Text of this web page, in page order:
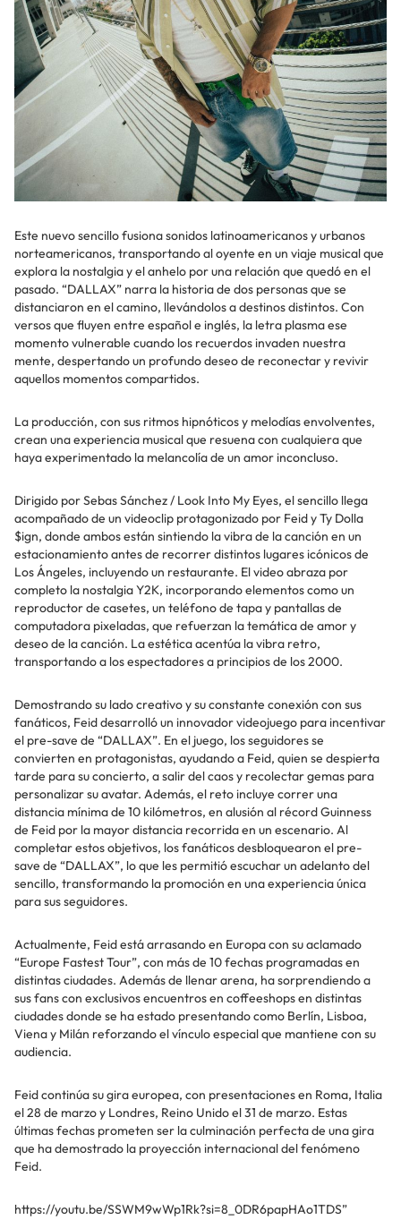
Este nuevo sencillo fusiona sonidos latinoamericanos y urbanos
norteamericanos, transportando al oyente en un viaje musical que
explora la nostalgia y el anhelo por una relación que quedó en el
pasado. “DALLAX” narra la historia de dos personas que se
distanciaron en el camino, llevándolos a destinos distintos. Con
versos que fluyen entre español e inglés, la letra plasma ese
momento vulnerable cuando los recuerdos invaden nuestra
mente, despertando un profundo deseo de reconectar y revivir
aquellos momentos compartidos.
La producción, con sus ritmos hipnóticos y melodías envolventes,
crean una experiencia musical que resuena con cualquiera que
haya experimentado la melancolía de un amor inconcluso.
Dirigido por Sebas Sánchez / Look Into My Eyes, el sencillo llega
acompañado de un videoclip protagonizado por Feid y Ty Dolla
$ign, donde ambos están sintiendo la vibra de la canción en un
estacionamiento antes de recorrer distintos lugares icónicos de
Los Ángeles, incluyendo un restaurante. El video abraza por
completo la nostalgia Y2K, incorporando elementos como un
reproductor de casetes, un teléfono de tapa y pantallas de
computadora pixeladas, que refuerzan la temática de amor y
deseo de la canción. La estética acentúa la vibra retro,
transportando a los espectadores a principios de los 2000.
Demostrando su lado creativo y su constante conexión con sus
fanáticos, Feid desarrolló un innovador videojuego para incentivar
el pre-save de “DALLAX”. En el juego, los seguidores se
convierten en protagonistas, ayudando a Feid, quien se despierta
tarde para su concierto, a salir del caos y recolectar gemas para
personalizar su avatar. Además, el reto incluye correr una
distancia mínima de 10 kilómetros, en alusión al récord Guinness
de Feid por la mayor distancia recorrida en un escenario. Al
completar estos objetivos, los fanáticos desbloquearon el pre-
save de “DALLAX”, lo que les permitió escuchar un adelanto del
sencillo, transformando la promoción en una experiencia única
para sus seguidores.
Actualmente, Feid está arrasando en Europa con su aclamado
“Europe Fastest Tour”, con más de 10 fechas programadas en
distintas ciudades. Además de llenar arena, ha sorprendiendo a
sus fans con exclusivos encuentros en coffeeshops en distintas
ciudades donde se ha estado presentando como Berlín, Lisboa,
Viena y Milán reforzando el vínculo especial que mantiene con su
audiencia.
Feid continúa su gira europea, con presentaciones en Roma, Italia
el 28 de marzo y Londres, Reino Unido el 31 de marzo. Estas
últimas fechas prometen ser la culminación perfecta de una gira
que ha demostrado la proyección internacional del fenómeno
Feid.
https://youtu.be/SSWM9wWp1Rk?si=8_0DR6papHAo1TDS”